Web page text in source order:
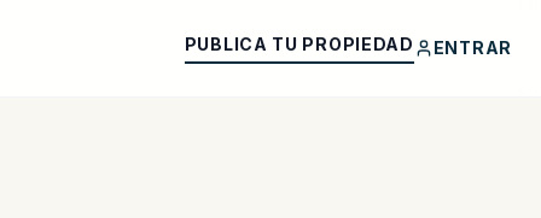
PUBLICA TU PROPIEDAD ENTRAR